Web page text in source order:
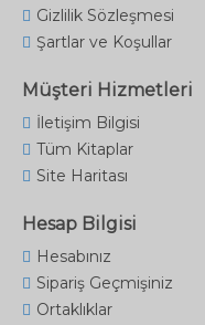
Gizlilik Sözleşmesi
Şartlar ve Koşullar
Müşteri Hizmetleri
İletişim Bilgisi
Tüm Kitaplar
Site Haritası
Hesap Bilgisi
Hesabınız
Sipariş Geçmişiniz
Ortaklıklar